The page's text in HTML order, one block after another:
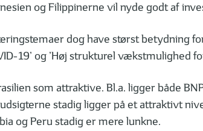
og Filippinerne vil nyde godt af
dog have størst betydning
19’ og ’Høj strukturel vækstmulighed
som attraktive. Bl.a. ligger både
stadig ligger på et attraktivt
og Peru stadig er mere lunkne.